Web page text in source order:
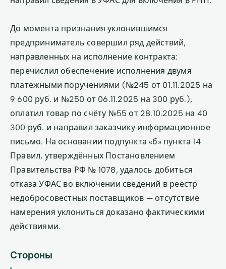
До момента признания уклонившимся
предприниматель совершил ряд действий,
направленных на исполнение контракта:
перечислил обеспечение исполнения двумя
платёжными поручениями (№245 от 01.11.2025 на
9 600 руб. и №250 от 06.11.2025 на 300 руб.),
оплатил товар по счёту №55 от 28.10.2025 на 40
300 руб. и направил заказчику информационное
письмо. На основании подпункта «б» пункта 14
Правил, утверждённых Постановлением
Правительства РФ № 1078, удалось добиться
отказа УФАС во включении сведений в реестр
недобросовестных поставщиков — отсутствие
намерения уклониться доказано фактическими
действиями.
Стороны